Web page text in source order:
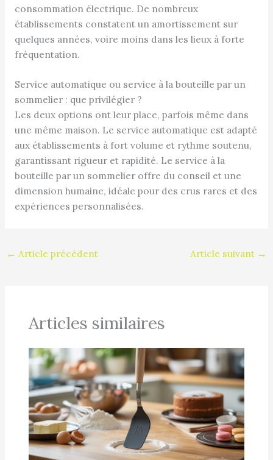
consommation électrique. De nombreux
établissements constatent un amortissement sur
quelques années, voire moins dans les lieux à forte
fréquentation.
Service automatique ou service à la bouteille par un
sommelier : que privilégier ?
Les deux options ont leur place, parfois même dans
une même maison. Le service automatique est adapté
aux établissements à fort volume et rythme soutenu,
garantissant rigueur et rapidité. Le service à la
bouteille par un sommelier offre du conseil et une
dimension humaine, idéale pour des crus rares et des
expériences personnalisées.
← Article précédent Article suivant →
Articles similaires